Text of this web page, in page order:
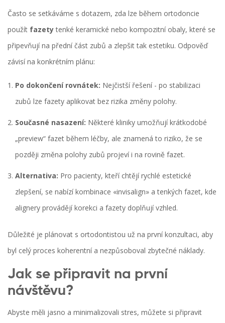
Často se setkáváme s dotazem, zda lze během ortodoncie
použít fazety tenké keramické nebo kompozitní obaly, které se
připevňují na přední část zubů a zlepšit tak estetiku. Odpověď
závisí na konkrétním plánu:
Po dokončení rovnátek: Nejčistší řešení - po stabilizaci
zubů lze fazety aplikovat bez rizika změny polohy.
Současné nasazení: Některé kliniky umožňují krátkodobé
„preview“ fazet během léčby, ale znamená to riziko, že se
později změna polohy zubů projeví i na rovině fazet.
Alternativa: Pro pacienty, kteří chtějí rychlé estetické
zlepšení, se nabízí kombinace «invisalign» a tenkých fazet, kde
alignery provádějí korekci a fazety doplňují vzhled.
Důležité je plánovat s ortodontistou už na první konzultaci, aby
byl celý proces koherentní a nezpůsoboval zbytečné náklady.
Jak se připravit na první
návštěvu?
Abyste měli jasno a minimalizovali stres, můžete si připravit